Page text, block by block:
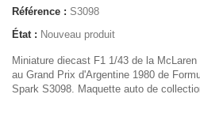
Référence : S3098
État : Nouveau produit
Miniature diecast F1 1/43 de la
au Grand Prix d'Argentine 1980 de
Spark S3098. Maquette auto de